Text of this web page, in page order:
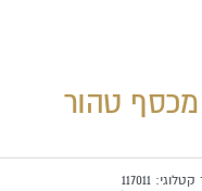
117011